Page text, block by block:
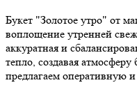
Букет "Золотое утро" от
воплощение утренней
аккуратная и
тепло, создавая
предлагаем оперативную